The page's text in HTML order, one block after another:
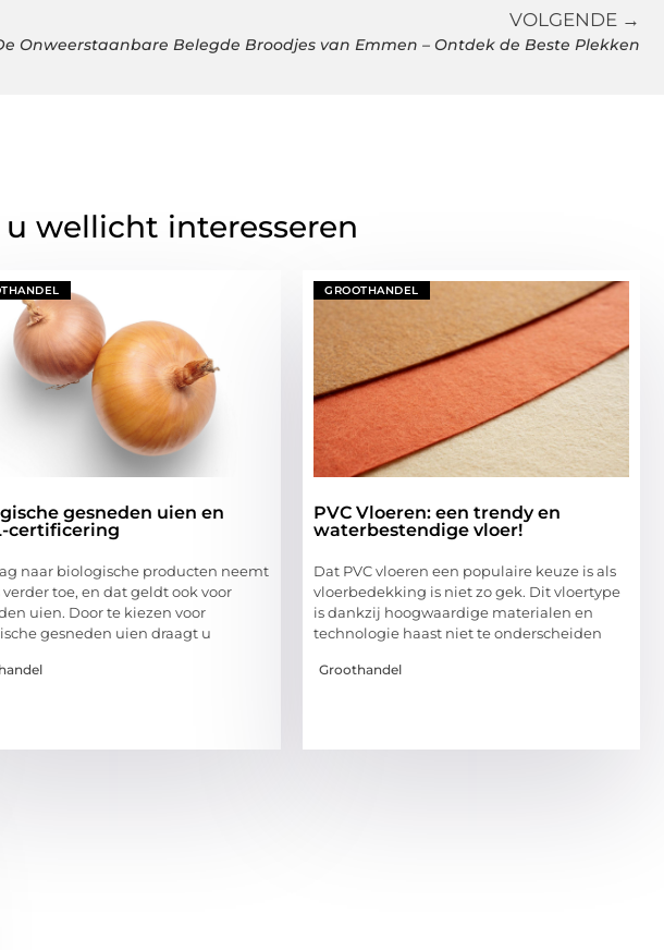
VOLGENDE →
Onweerstaanbare Belegde Broodjes van Emmen – Ontdek de Beste Plekken
u wellicht interesseren
gesneden uien en
certificering
naar biologische producten neemt
verder toe, en dat geldt ook voor
uien. Door te kiezen voor
gesneden uien draagt u
GROOTHANDEL
PVC Vloeren: een trendy en
waterbestendige vloer!
Dat PVC vloeren een populaire keuze is als
vloerbedekking is niet zo gek. Dit vloertype
is dankzij hoogwaardige materialen en
technologie haast niet te onderscheiden
Groothandel